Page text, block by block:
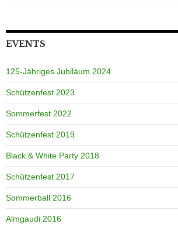
EVENTS
125-Jähriges Jubiläum 2024
Schützenfest 2023
Sommerfest 2022
Schützenfest 2019
Black & White Party 2018
Schützenfest 2017
Sommerball 2016
Almgaudi 2016